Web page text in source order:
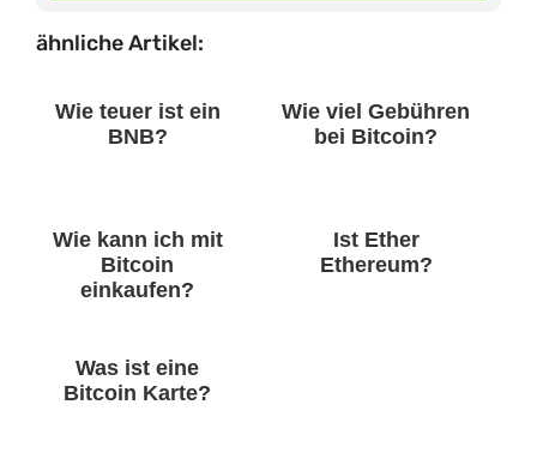
ähnliche Artikel:
Wie teuer ist ein
BNB?
Wie viel Gebühren
bei Bitcoin?
Wie kann ich mit
Bitcoin
einkaufen?
Ist Ether
Ethereum?
Was ist eine
Bitcoin Karte?